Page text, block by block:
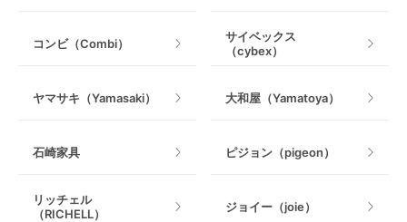
室内遊具
コンビ（Combi）
サイベックス
（cybex）
ヤマサキ（Yamasaki） 大和屋（Yamatoya）
石崎家具 ピジョン（pigeon）
リッチェル
（RICHELL）
ジョイー（joie）